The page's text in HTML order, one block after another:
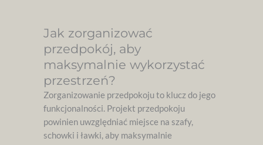
Jak zorganizować
przedpokój, aby
maksymalnie wykorzystać
przestrzeń?
Zorganizowanie przedpokoju to klucz do jego
funkcjonalności. Projekt przedpokoju
powinien uwzględniać miejsce na szafy,
schowki i ławki, aby maksymalnie